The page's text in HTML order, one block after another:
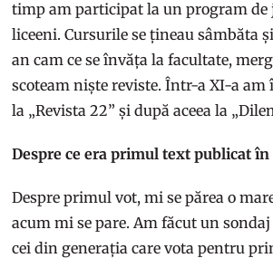
timp am participat la un program
liceeni. Cursurile se țineau sâmbăta
an cam ce se învăța la facultate,
scoteam niște reviste. Într-a XI-a am
la „Revista 22” și după aceea la
Despre ce era primul text publicat în
Despre primul vot, mi se părea o
acum mi se pare. Am făcut un
cei din generația care vota pentru